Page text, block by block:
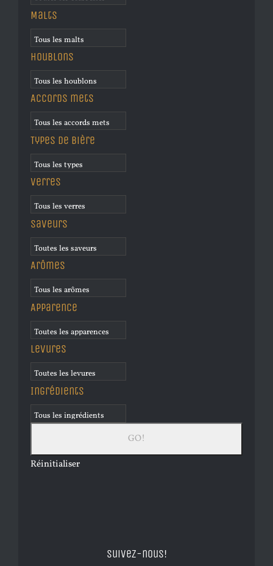
Malts
Houblons
Accords mets
Types de bière
Verres
Saveurs
Arômes
Apparence
Levures
Ingrédients
Réinitialiser
Suivez-nous!